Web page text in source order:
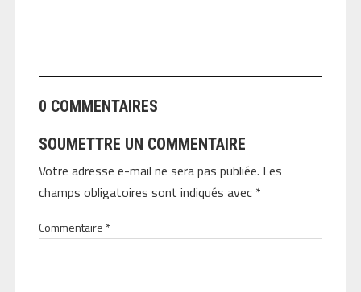
0 COMMENTAIRES
SOUMETTRE UN COMMENTAIRE
Votre adresse e-mail ne sera pas publiée. Les
champs obligatoires sont indiqués avec *
Commentaire *